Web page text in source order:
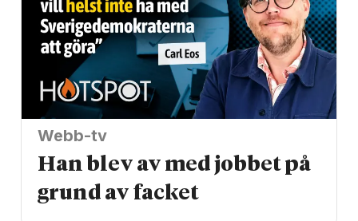
Webb-tv
Han blev av med jobbet på
grund av facket